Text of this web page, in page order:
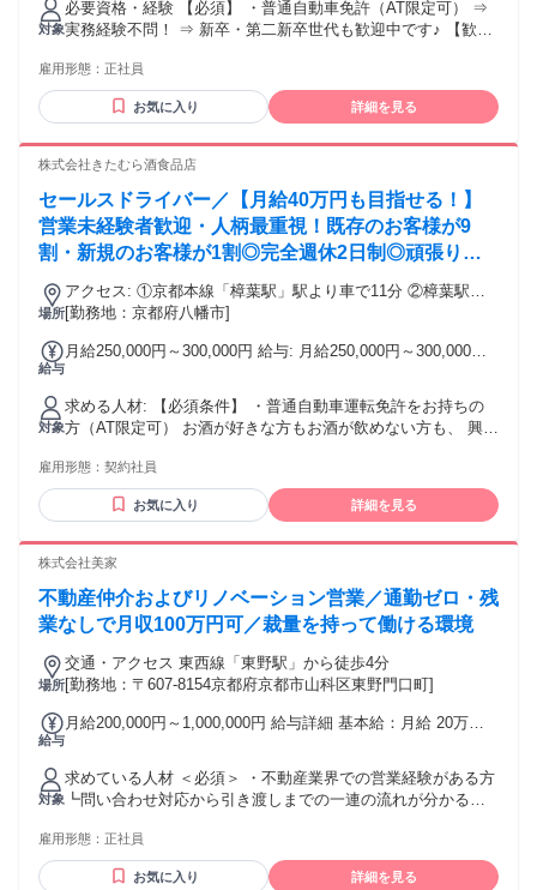
除いた金額：253,500円 ※固定残業時間超過分の労働について
は別途残業代を支給します ※大卒初任給が267,500円 【固定
残業代について】 ・基本給：254,500円 ・固定残業代：
ての割増賃金は追加で支給 【手当】 ・営業手当 ・出張手当
＋宿泊費 【待遇】 ・年1回昇給あり ・年2回賞与あり
対象
必要資格・経験 【必須】 ・普通自動車免許（AT限定可） ⇒
実務経験不問！ ⇒ 新卒・第二新卒世代も歓迎中です♪ 【歓
る方 ・社会人経験（3年以上）がある方 「将来的に幹部とし
て活躍したい」 「協調性を持って仕事に取り組める」 という
方なら活躍できます！ ／ 社員は全員日本人です！ ＼
績あり ・中途社員の比率が高い ・20代＆30代活躍中 ・新卒
雇用形態： 正社員
お気に入り 詳細を見る
株式会社きたむら酒食品店
セールスドライバー／【月給40万円も目指せる！】
営業未経験者歓迎・人柄最重視！既存のお客様が9
割・新規のお客様が1割◎完全週休2日制◎頑張り次
第で毎年昇給も可能
場所
アクセス: ①京都本線「樟葉駅」駅より車で11分 ②樟葉駅よ
りバス乗車、 「東山二丁目」下車後、北へ徒歩3分
[勤務地：京都府八幡市]
給与
月給250,000円～300,000円 給与: 月給250,000円～300,000円
あなたの頑張りがチーム全体の成果に！ 当社では、個人だけ
でなく エリアごとのチーム実績も 昇給や評価の対象となりま
す◎ 仲間と協力し合いながら 目標達成を目指すことで、 個
人のスキルアップも実感できる環境です！
対象
求める人材: 【必須条件】 ・普通自動車運転免許をお持ちの
方（AT限定可） お酒が好きな方もお酒が飲めない方も、 興
「人柄」を重視しています！ 既存のお客様とじっくりと関係
を築き、 スキルアップしながら、あなたのファンを 増やして
いけますよ☆ ／ こんな方にオススメ ＼ ・人と接することが
業種にチャレンジしたい
雇用形態： 契約社員
お気に入り 詳細を見る
株式会社美家
不動産仲介およびリノベーション営業／通勤ゼロ・残
業なしで月収100万円可／裁量を持って働ける環境
場所
交通・アクセス 東西線「東野駅」から徒歩4分
[勤務地：〒607-8154京都府京都市山科区東野門口町]
給与
月給200,000円～1,000,000円 給与詳細 基本給：月給 20万円
われる通勤・皆勤・家族手当金額：なし 全員に一律で支払わ
れるその他手当金額：なし ※経験・スキルを考慮して決定し
ます。 ※物件価格やリノベーション費用の当社平均で、月1～
2件の受注で月収100万円を目指せます。
対象
求めている人材 ＜必須＞ ・不動産業界での営業経験がある方
┗問い合わせ対応から引き渡しまでの一連の流れが分かる方
(AT限定可)をお持ちの方 ＜歓迎＞ ・将来的な独立や起業を視
野に入れてスキルを磨きたい方 ・リノベーションの知識を身
につけて提案の幅を広げたい方 【こういった方からの応募も
雇用形態： 正社員
お気に入り 詳細を見る